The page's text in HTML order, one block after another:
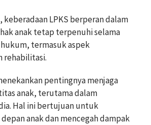
keberadaan LPKS berperan dalam
anak tetap terpenuhi selama
termasuk aspek
rehabilitasi.
pentingnya menjaga
anak, terutama dalam
Hal ini bertujuan untuk
anak dan mencegah dampak